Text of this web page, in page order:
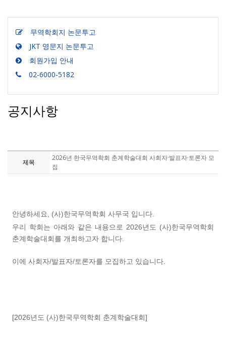
무역학회지 논문투고
JKT 영문지 논문투고
회원가입 안내
02-6000-5182
공지사항
제목
2026년 한국무역학회 춘계학술대회 사회자·발표자·토론자 모
집
안녕하세요, (사)한국무역학회 사무국 입니다.
우리 학회는 아래와 같은 내용으로 2026년도 (사)한국무역학회
춘계학술대회를 개최하고자 합니다
이에 사회자/발표자/토론자를 모집하고 있습니다
[2026년도 (사)한국무역학회 춘계학술대회]